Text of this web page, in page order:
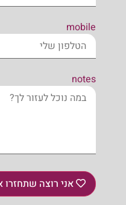
mobile
notes
אני רוצה שתחזרו אלי